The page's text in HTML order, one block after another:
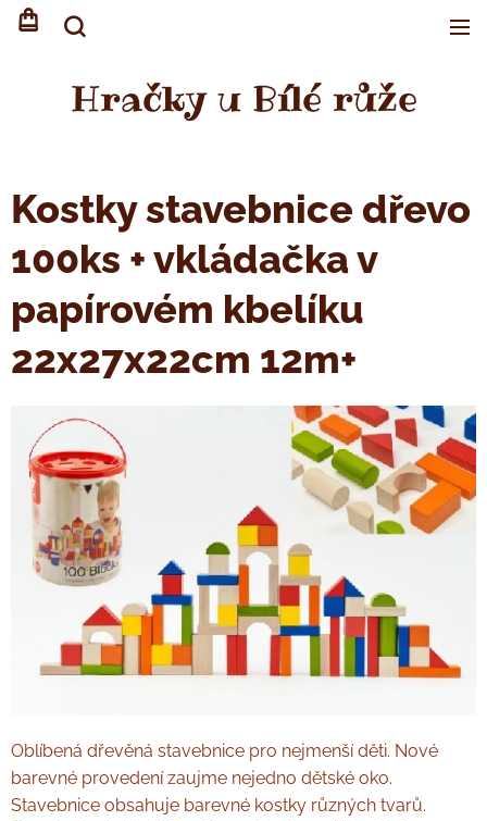
Hračky u Bílé růže
Kostky stavebnice dřevo
100ks + vkládačka v
papírovém kbelíku
22x27x22cm 12m+
Oblíbená dřevěná stavebnice pro nejmenší děti. Nové
barevné provedení zaujme nejedno dětské oko.
Stavebnice obsahuje barevné kostky různých tvarů.